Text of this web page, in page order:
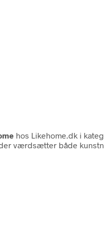
hos Likehome.dk i
værdsætter både